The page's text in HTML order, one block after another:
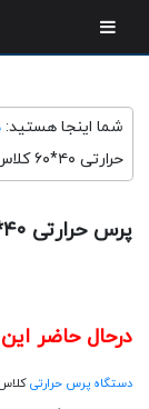
شما اینجا هستید:
حرارتی ۴۰*۶۰ کلاس PB
پرس حرارتی ۴۰*۶۰ کلاس PB
درحال حاضر
دستگاه پرس حرارتی